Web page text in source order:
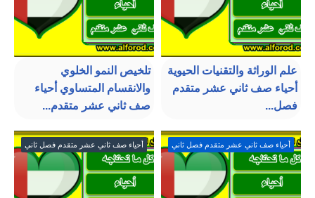
علم الوراثة والتقنيات الحيوية
أحياء صف ثاني عشر متقدم
فصل...
تلخيص النمو الخلوي
والانقسام المتساوي أحياء
صف ثاني عشر متقدم...
أحياء صف ثاني عشر متقدم فصل ثاني أحياء صف ثاني عشر متقدم فصل ثاني